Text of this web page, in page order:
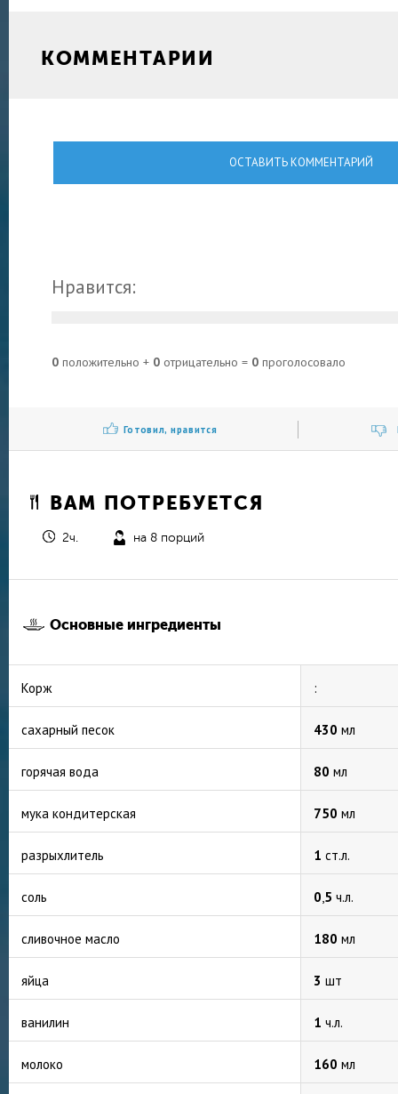
КОММЕНТАРИИ
ОСТАВИТЬ КОММЕНТАРИЙ
Нравится:
0 положительно + 0 отрицательно = 0 проголосовало
Готовил, нравится
ВАМ ПОТРЕБУЕТСЯ
2ч. на 8 порций
Основные ингредиенты
Корж :
сахарный песок 430 мл
горячая вода 80 мл
мука кондитерская 750 мл
разрыхлитель 1 ст.л.
соль 0,5 ч.л.
сливочное масло 180 мл
яйца 3 шт
ванилин 1 ч.л.
молоко 160 мл